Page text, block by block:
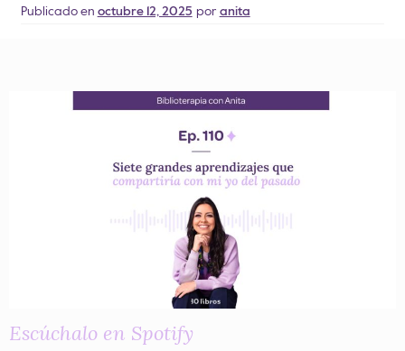
Publicado en octubre 12, 2025 por anita
Escúchalo en Spotify